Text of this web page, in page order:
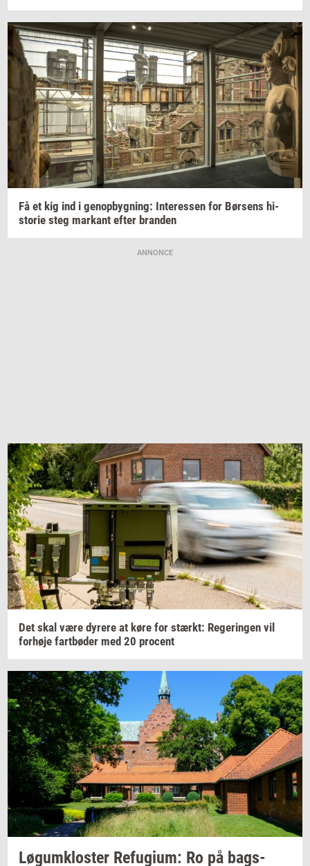
Få et kig ind i genop­byg­ning: In­ter­es­sen for Bør­sens hi­
sto­rie steg mar­kant efter bran­den
ANNONCE
Det skal være dy­re­re at køre for stærkt: Re­ge­rin­gen vil
for­hø­je fartbø­der med 20 pro­cent
Løgum­klo­ster Re­fu­gi­um: Ro på bags­